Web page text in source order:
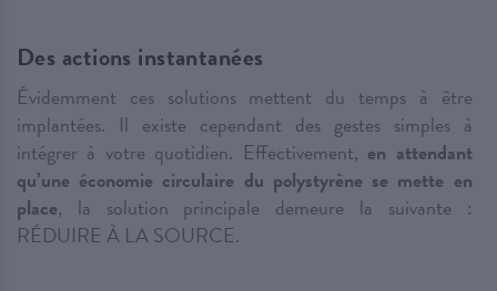
Des actions instantanées
Évidemment ces solutions mettent du temps à être
implantées. Il existe cependant des gestes simples à
intégrer à votre quotidien. Effectivement, en attendant
qu’une économie circulaire du polystyrène se mette en
place, la solution principale demeure la suivante :
RÉDUIRE À LA SOURCE.